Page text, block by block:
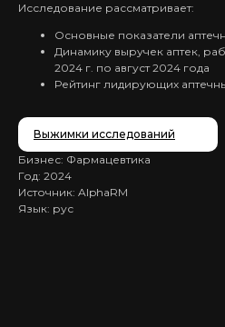
Исследование рассматривает:
Основные показатели
Динамику выручек аптек,
2024 г. по август 2024 года
Рейтинг лидирующих
Выжимки исследований
Бизнес: Фармацевтика
Год: 2024
Источник: AlphaRM
Язык: рус